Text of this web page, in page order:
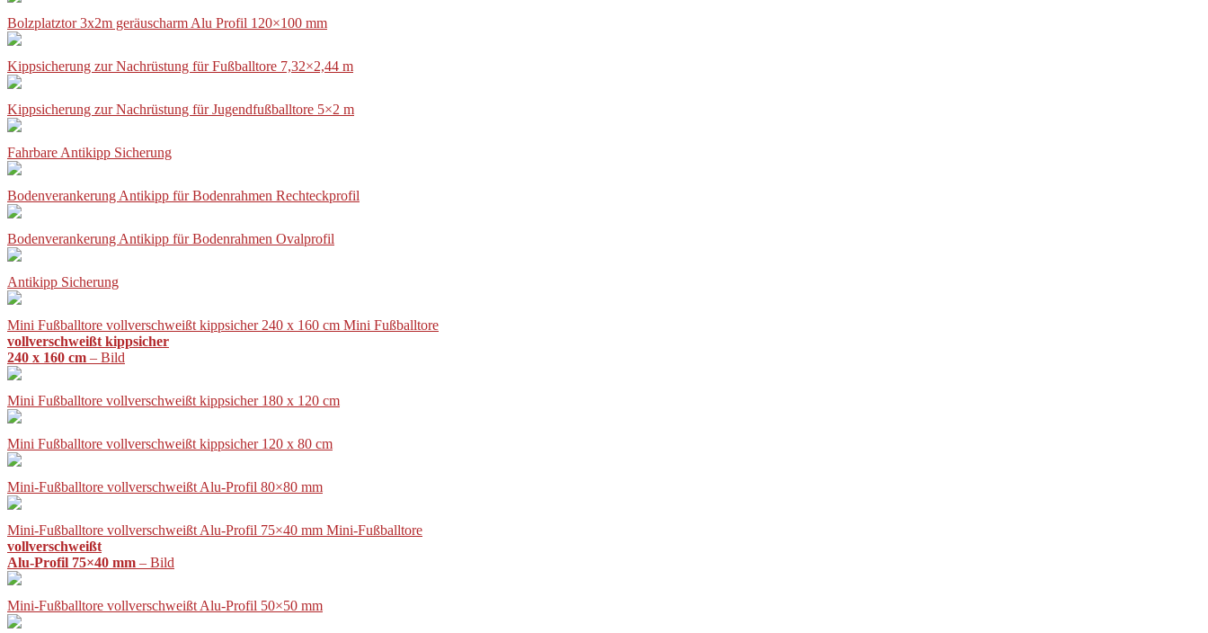
Bolzplatztor 3x2m geräuscharm Alu Profil 120×100 mm
Kippsicherung zur Nachrüstung für Fußballtore 7,32×2,44 m
Kippsicherung zur Nachrüstung für Jugendfußballtore 5×2 m
Fahrbare Antikipp Sicherung
Bodenverankerung Antikipp für Bodenrahmen Rechteckprofil
Bodenverankerung Antikipp für Bodenrahmen Ovalprofil
Antikipp Sicherung
Mini Fußballtore vollverschweißt kippsicher 240 x 160 cm Mini Fußballtore
vollverschweißt kippsicher
240 x 160 cm – Bild
Mini Fußballtore vollverschweißt kippsicher 180 x 120 cm
Mini Fußballtore vollverschweißt kippsicher 120 x 80 cm
Mini-Fußballtore vollverschweißt Alu-Profil 80×80 mm
Mini-Fußballtore vollverschweißt Alu-Profil 75×40 mm Mini-Fußballtore
vollverschweißt
Alu-Profil 75×40 mm – Bild
Mini-Fußballtore vollverschweißt Alu-Profil 50×50 mm